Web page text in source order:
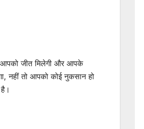
आपको जीत मिलेगी और आपके
नहीं तो आपको कोई नुकसान हो